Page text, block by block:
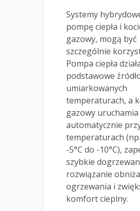
Systemy
pompę ciepła i
gazowy, mogą być
szczególnie
Pompa ciepła
podstawowe
umiarkowanych
temperaturach, a
gazowy
automatycznie
temperaturach
-5°C do -10°C),
szybkie
rozwiązanie
ogrzewania i
komfort cieplny.